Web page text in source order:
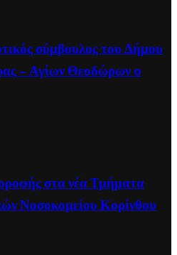
σύμβουλος του Δήμου
– Αγίων Θεοδώρων o
στα νέα Τμήματα
Νοσοκομείου Κορίνθου